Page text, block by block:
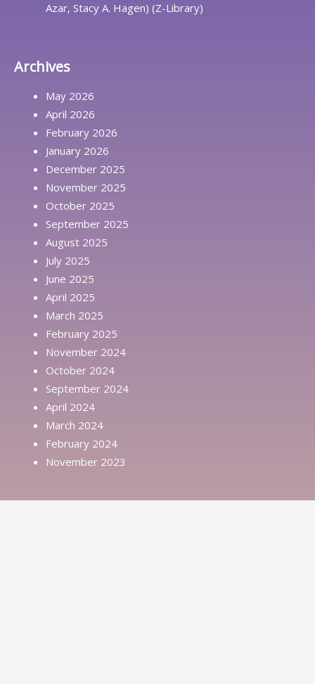
Azar, Stacy A. Hagen) (Z-Library)
Archives
May 2026
April 2026
February 2026
January 2026
December 2025
November 2025
October 2025
September 2025
August 2025
July 2025
June 2025
April 2025
March 2025
February 2025
November 2024
October 2024
September 2024
April 2024
March 2024
February 2024
November 2023